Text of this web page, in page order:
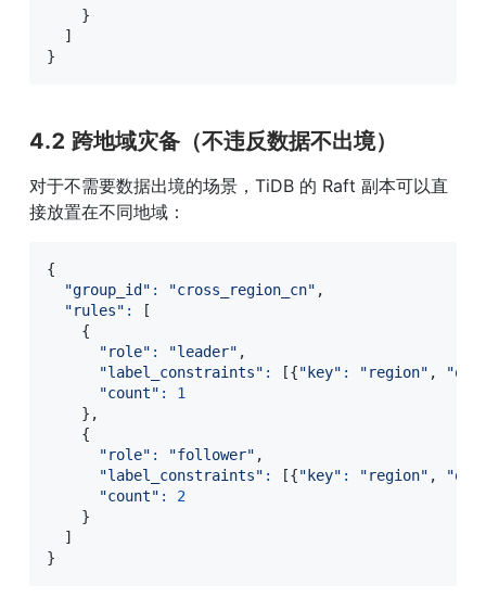
}
]
}
4.2 跨地域灾备（不违反数据不出境）
对于不需要数据出境的场景，TiDB 的 Raft 副本可以直
接放置在不同地域：
{
"group_id" : "cross_region_cn" ,
"rules" :
[
{
"role" : "leader" ,
"label_constraints" : [{"key" : "region" , "op"
"count" :
1
} ,
{
"role" : "follower" ,
"label_constraints" : [{"key" : "region" , "op"
"count" :
2
}
]
}